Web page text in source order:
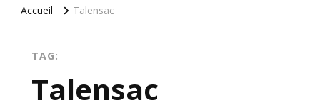
Accueil Talensac
TAG:
Talensac